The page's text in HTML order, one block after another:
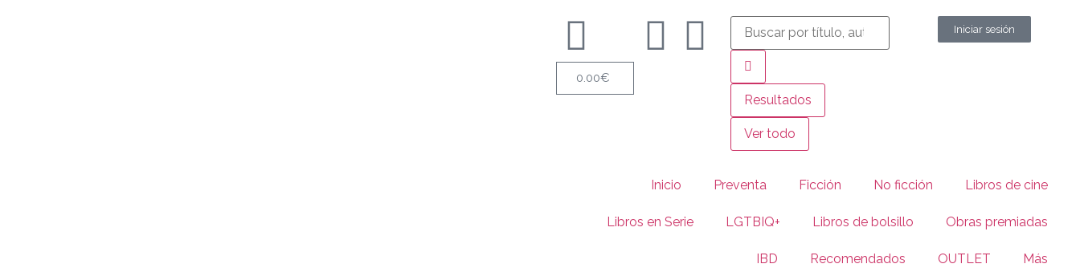
0.00€
Resultados
Ver todo
Iniciar sesión
Inicio Preventa Ficción No ficción Libros de cine
Libros en Serie LGTBIQ+ Libros de bolsillo Obras premiadas
IBD Recomendados OUTLET Más